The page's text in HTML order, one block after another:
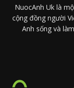
NuocAnh Uk là
cộng đồng người
Anh sống và